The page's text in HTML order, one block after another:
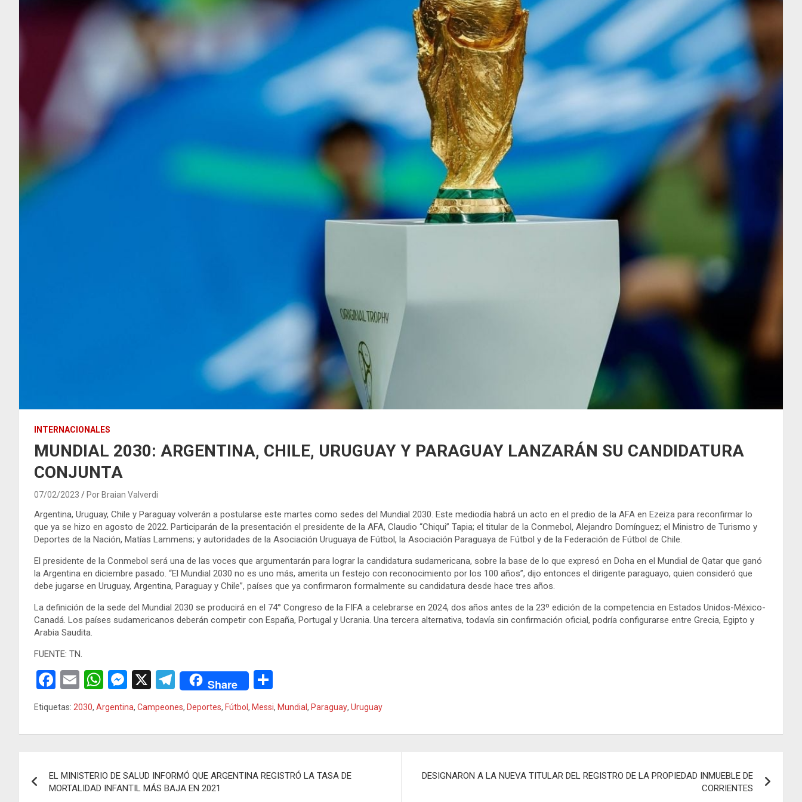
INTERNACIONALES
MUNDIAL 2030: ARGENTINA, CHILE, URUGUAY Y PARAGUAY LANZARÁN SU CANDIDATURA
CONJUNTA
07/02/2023 Por Braian Valverdi
Argentina, Uruguay, Chile y Paraguay volverán a postularse este martes como sedes del Mundial 2030. Este mediodía habrá un acto en el predio de la AFA en Ezeiza para reconfirmar lo
que ya se hizo en agosto de 2022. Participarán de la presentación el presidente de la AFA, Claudio “Chiqui” Tapia; el titular de la Conmebol, Alejandro Domínguez; el Ministro de Turismo y
Deportes de la Nación, Matías Lammens; y autoridades de la Asociación Uruguaya de Fútbol, la Asociación Paraguaya de Fútbol y de la Federación de Fútbol de Chile.
El presidente de la Conmebol será una de las voces que argumentarán para lograr la candidatura sudamericana, sobre la base de lo que expresó en Doha en el Mundial de Qatar que ganó
la Argentina en diciembre pasado. “El Mundial 2030 no es uno más, amerita un festejo con reconocimiento por los 100 años”, dijo entonces el dirigente paraguayo, quien consideró que
debe jugarse en Uruguay, Argentina, Paraguay y Chile”, países que ya confirmaron formalmente su candidatura desde hace tres años.
La definición de la sede del Mundial 2030 se producirá en el 74° Congreso de la FIFA a celebrarse en 2024, dos años antes de la 23º edición de la competencia en Estados Unidos-México-
Canadá. Los países sudamericanos deberán competir con España, Portugal y Ucrania. Una tercera alternativa, todavía sin confirmación oficial, podría configurarse entre Grecia, Egipto y
Arabia Saudita.
FUENTE: TN.
F
a
ce
b
o
k
E
m
ail
W
at
s
p
p
M
es
se
n
er
X
T
el
e
gr
m
Share
o
m
p
tir
Etiquetas: 2030, Argentina, Campeones, Deportes, Fútbol , Messi, Mundial , Paraguay, Uruguay
de
EL MINISTERIO DE SALUD INFORMÓ QUE ARGENTINA REGISTRÓ LA TASA DE
MORTALIDAD INFANTIL MÁS BAJA EN 2021
DESIGNARON A LA NUEVA TITULAR DEL REGISTRO DE LA PROPIEDAD INMUEBLE DE
CORRIENTES